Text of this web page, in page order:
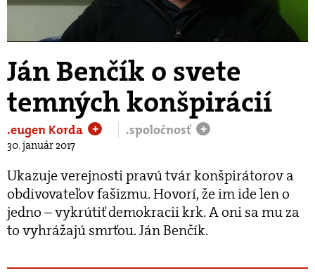
Video
Ján Benčík o svete
temných konšpirácií
.eugen Korda + .spoločnosť +
30. január 2017
Ukazuje verejnosti pravú tvár konšpirátorov a
obdivovateľov fašizmu. Hovorí, že im ide len o
jedno – vykrútiť demokracii krk. A oni sa mu za
to vyhrážajú smrťou. Ján Benčík.